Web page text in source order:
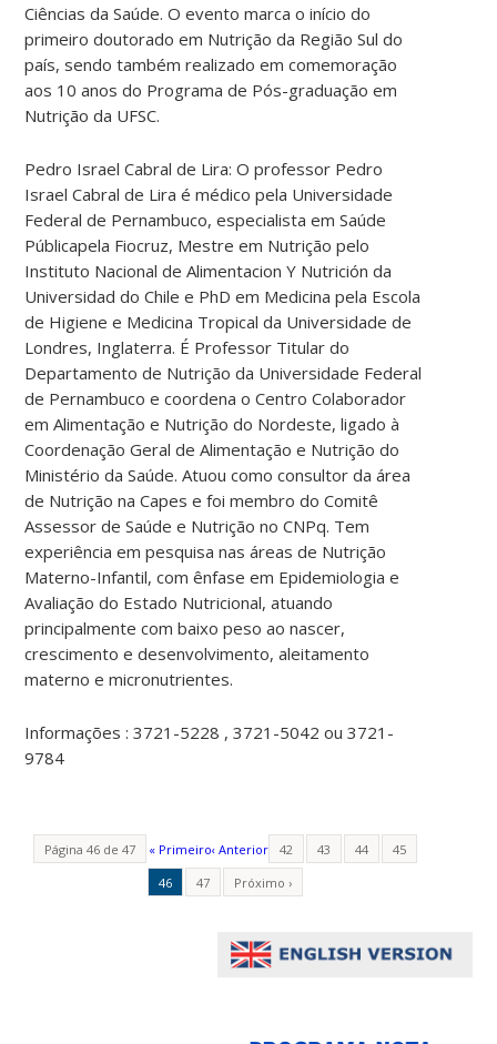
Ciências da Saúde. O evento marca o início do
primeiro doutorado em Nutrição da Região Sul do
país, sendo também realizado em comemoração
aos 10 anos do Programa de Pós-graduação em
Nutrição da UFSC.
Pedro Israel Cabral de Lira: O professor Pedro
Israel Cabral de Lira é médico pela Universidade
Federal de Pernambuco, especialista em Saúde
Públicapela Fiocruz, Mestre em Nutrição pelo
Instituto Nacional de Alimentacion Y Nutrición da
Universidad do Chile e PhD em Medicina pela Escola
de Higiene e Medicina Tropical da Universidade de
Londres, Inglaterra. É Professor Titular do
Departamento de Nutrição da Universidade Federal
de Pernambuco e coordena o Centro Colaborador
em Alimentação e Nutrição do Nordeste, ligado à
Coordenação Geral de Alimentação e Nutrição do
Ministério da Saúde. Atuou como consultor da área
de Nutrição na Capes e foi membro do Comitê
Assessor de Saúde e Nutrição no CNPq. Tem
experiência em pesquisa nas áreas de Nutrição
Materno-Infantil, com ênfase em Epidemiologia e
Avaliação do Estado Nutricional, atuando
principalmente com baixo peso ao nascer,
crescimento e desenvolvimento, aleitamento
materno e micronutrientes.
Informações : 3721-5228 , 3721-5042 ou 3721-
9784
Página 46 de 47 « Primeiro‹ Anterior 42 43 44
45
46
47 Próximo ›